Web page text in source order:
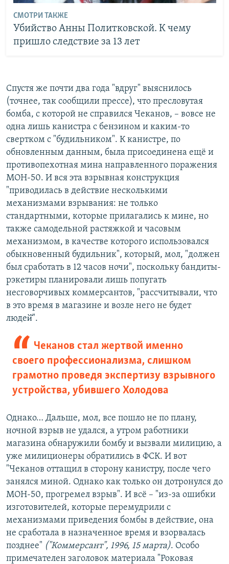
СМОТРИ ТАКЖЕ
Убийство Анны Политковской. К чему
пришло следствие за 13 лет
Спустя же почти два года "вдруг" выяснилось
(точнее, так сообщили прессе), что пресловутая
бомба, с которой не справился Чеканов, – вовсе не
одна лишь канистра с бензином и каким-то
свертком с "будильником". К канистре, по
обновленным данным, была присоединена ещё и
противопехотная мина направленного поражения
МОН-50. И вся эта взрывная конструкция
"приводилась в действие несколькими
механизмами взрывания: не только
стандартными, которые прилагались к мине, но
также самодельной растяжкой и часовым
механизмом, в качестве которого использовался
обыкновенный будильник", который, мол, "должен
был сработать в 12 часов ночи", поскольку бандиты-
рэкетиры планировали лишь попугать
несговорчивых коммерсантов, "рассчитывали, что
в это время в магазине и возле него не будет
людей̆".
Чеканов стал жертвой именно
своего профессионализма, слишком
грамотно проведя экспертизу взрывного
устройства, убившего Холодова
Однако… Дальше, мол, все пошло не по плану,
ночной взрыв не удался, а утром работники
магазина обнаружили бомбу и вызвали милицию, а
уже милиционеры обратились в ФСК. И вот
"Чеканов оттащил в сторону канистру, после чего
занялся миной. Однако как только он дотронулся до
МОН-50, прогремел взрыв". И всё – "из-за ошибки
изготовителей, которые перемудрили с
механизмами приведения бомбы в действие, она
не сработала в назначенное время и взорвалась
позднее" ("Коммерсант", 1996, 15 марта). Особо
примечателен заголовок материала "Роковая